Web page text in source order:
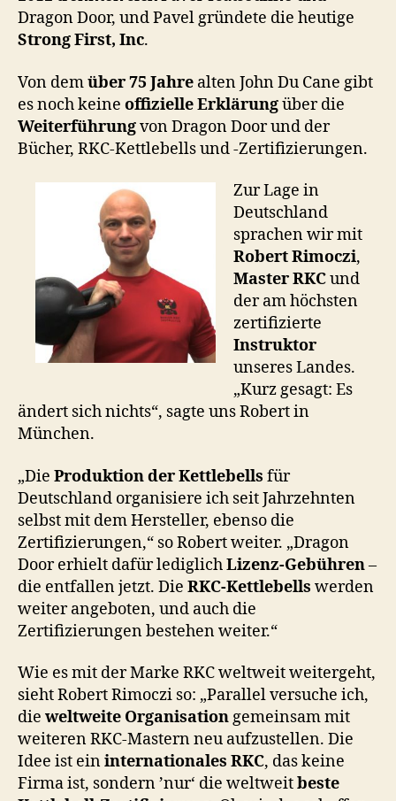
Dragon Door, und Pavel gründete die heutige
Strong First, Inc.
Von demüber 75 Jahre alten John Du Cane gibt
es noch keine offizielle Erklärungüber die
Weiterführungvon Dragon Door und der
Bücher, RKC-Kettlebells und -Zertifizierungen.
Zur Lage in
Deutschland
sprachen wir mit
Robert Rimoczi,
Master RKCund
der am höchsten
zertifizierte
Instruktor
unseres Landes.
„Kurz gesagt: Es
ändert sich nichts“, sagte uns Robert in
München.
„Die Produktion der Kettlebells für
Deutschland organisiere ich seit Jahrzehnten
selbst mit dem Hersteller, ebenso die
Zertifizierungen,“ so Robert weiter. „Dragon
Door erhielt dafür lediglichLizenz-Gebühren–
die entfallen jetzt. Die RKC-Kettlebells werden
weiter angeboten, und auch die
Zertifizierungen bestehen weiter.“
Wie es mit der Marke RKC weltweit weitergeht,
sieht Robert Rimoczi so: „Parallel versuche ich,
die weltweite Organisationgemeinsam mit
weiteren RKC-Mastern neu aufzustellen. Die
Idee ist eininternationales RKC, das keine
Firma ist, sondern ’nur‘ die weltweitbeste